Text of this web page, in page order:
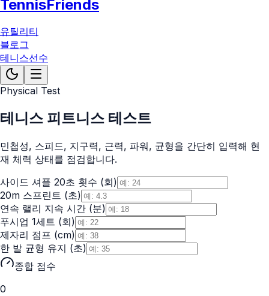
TennisFriends
유틸리티
블로그
테니스선수
Physical Test
테니스 피트니스 테스트
민첩성, 스피드, 지구력, 근력, 파워, 균형을 간단히 입력해 현
재 체력 상태를 점검합니다.
사이드 셔플 20초 횟수 (회)
20m 스프린트 (초)
연속 랠리 지속 시간 (분)
푸시업 1세트 (회)
제자리 점프 (cm)
한 발 균형 유지 (초)
종합 점수
0